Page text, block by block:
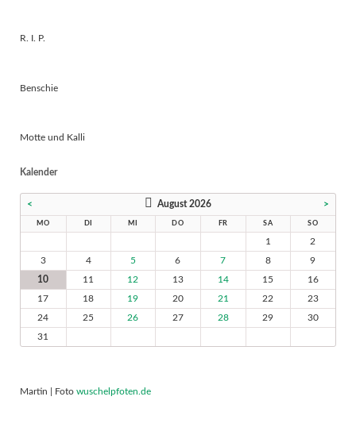
R. I. P.
Benschie
Motte und Kalli
Kalender
< August 2026 >
MO DI MI DO FR SA SO
1
2
3
4 5 6 7 8
9
10
11 12 13 14 15
16
17
18 19 20 21 22
23
24
25 26 27 28 29
30
31
Martin | Foto wuschelpfoten.de